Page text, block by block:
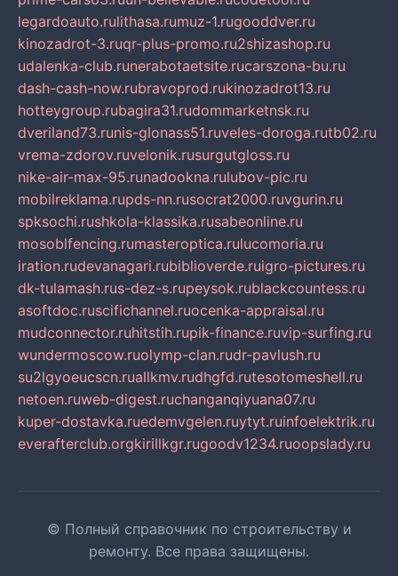
legardoauto.rulithasa.rumuz-1.rugooddver.ru
kinozadrot-3.ruqr-plus-promo.ru2shizashop.ru
udalenka-club.runerabotaetsite.rucarszona-bu.ru
dash-cash-now.rubravoprod.rukinozadrot13.ru
hotteygroup.rubagira31.rudommarketnsk.ru
dveriland73.runis-glonass51.ruveles-doroga.rutb02.ru
vrema-zdorov.ruvelonik.rusurgutgloss.ru
nike-air-max-95.runadookna.rulubov-pic.ru
mobilreklama.rupds-nn.rusocrat2000.ruvgurin.ru
spksochi.rushkola-klassika.rusabeonline.ru
mosoblfencing.rumasteroptica.rulucomoria.ru
iration.rudevanagari.rubiblioverde.ruigro-pictures.ru
dk-tulamash.rus-dez-s.rupeysok.rublackcountess.ru
asoftdoc.ruscifichannel.ruocenka-appraisal.ru
mudconnector.ruhitstih.rupik-finance.ruvip-surfing.ru
wundermoscow.ruolymp-clan.rudr-pavlush.ru
su2lgyoeucscn.ruallkmv.rudhgfd.rutesotomeshell.ru
netoen.ruweb-digest.ruchanganqiyuana07.ru
kuper-dostavka.ruedemvgelen.ruytyt.ruinfoelektrik.ru
everafterclub.orgkirillkgr.rugoodv1234.ruoopslady.ru
© Полный справочник по строительству и
ремонту. Все права защищены.